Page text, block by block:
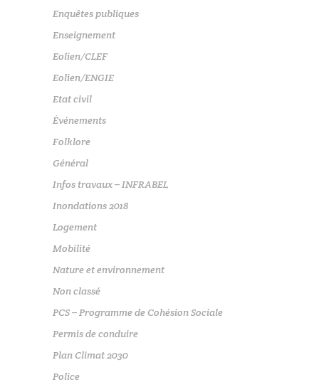
Enquêtes publiques
Enseignement
Eolien/CLEF
Eolien/ENGIE
Etat civil
Événements
Folklore
Général
Infos travaux – INFRABEL
Inondations 2018
Logement
Mobilité
Nature et environnement
Non classé
PCS – Programme de Cohésion Sociale
Permis de conduire
Plan Climat 2030
Police